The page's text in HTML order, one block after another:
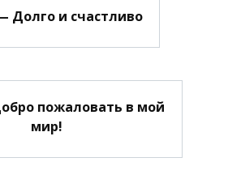
Долго и счастливо
пожаловать в мой
мир!